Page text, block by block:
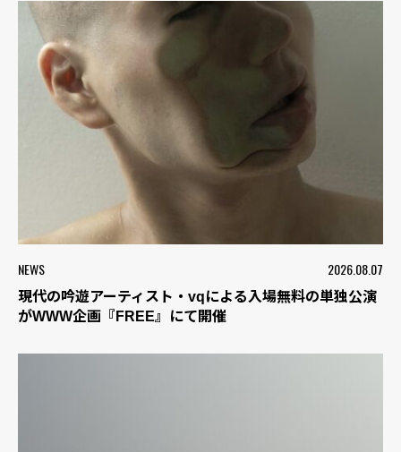
NEWS 2026.08.07
現代の吟遊アーティスト・vqによる入場無料の単独公演
がWWW企画『FREE』にて開催